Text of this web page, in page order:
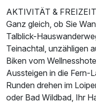
AKTIVITÄT & FREIZEIT
Ganz gleich, ob Sie
Talblick-
Teinachtal, unzähligen
Biken vom
Aussteigen in die Fern-
Runden drehen im
oder Bad Wildbad, Ihr